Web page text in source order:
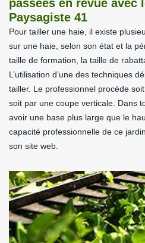
passées en revue avec
Paysagiste 41
Pour tailler une haie, il existe
sur une haie, selon son état et la
taille de formation, la taille de
L’utilisation d’une des techniques
tailler. Le professionnel procède
soit par une coupe verticale. Dans
avoir une base plus large que le
capacité professionnelle de ce
son site web.